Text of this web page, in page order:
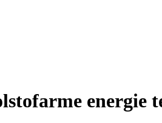
energie